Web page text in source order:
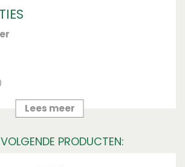
Lees meer
PRODUCTEN: